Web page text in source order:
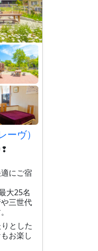
ヴ）
❢
にご宿
大25名
三世代
とした
お楽し